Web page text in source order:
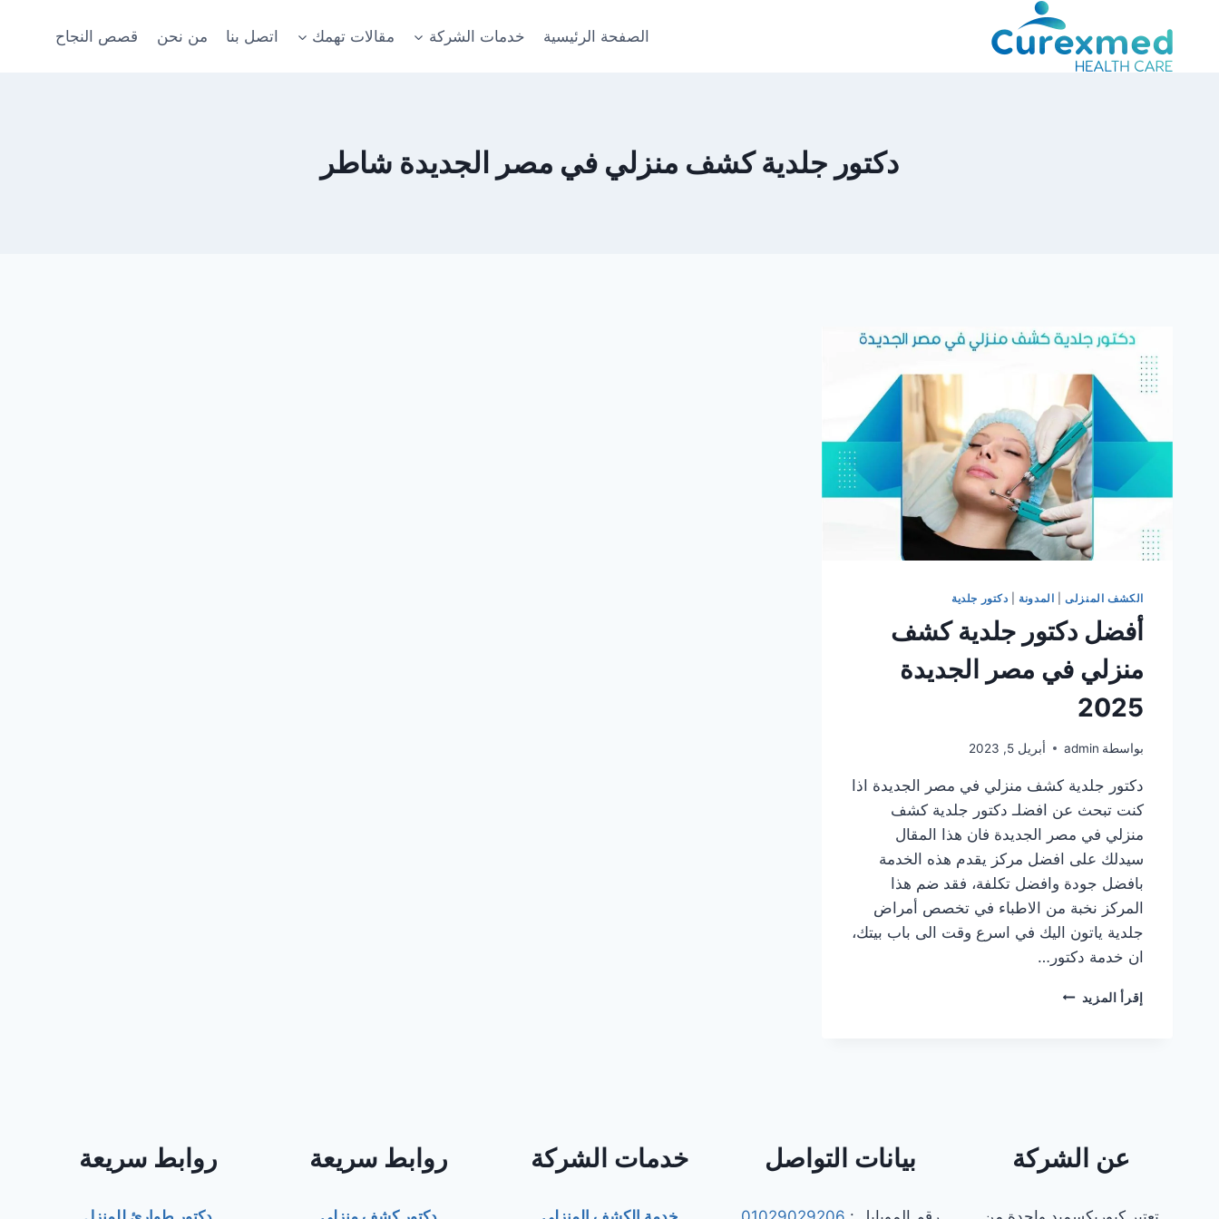
المحتوى
الصفحة الرئيسية خدمات الشركة مقالات تهمك اتصل بنا من نحن قصص النجاح
دكتور جلدية كشف منزلي في مصر الجديدة شاطر
الكشف المنزلى| المدونة دكتور جلدية
أفضل دكتور جلدية كشف
منزلي في مصر الجديدة
2025
بواسطة admin أبريل 5, 2023
دكتور جلدية كشف منزلي في مصر الجديدة اذا
كنت تبحث عن افضلـ دكتور جلدية كشف
منزلي في مصر الجديدة فان هذا المقال
سيدلك على افضل مركز يقدم هذه الخدمة
بافضل جودة وافضل تكلفة، فقد ضم هذا
المركز نخبة من الاطباء في تخصص أمراض
جلدية ياتون اليك في اسرع وقت الى باب بيتك،
ان خدمة دكتور…
إقرأ المزيد أفضل
2025
عن الشركة بيانات التواصل خدمات الشركة روابط سريعة روابط سريعة